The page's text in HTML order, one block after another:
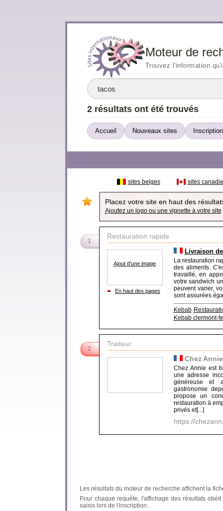
Moteur de
Trouvez l'information
2 résultats ont été trouvés
Accueil Nouveaux sites
sites belges sites
Placez votre site en haut des
Ajoutez un logo ou une vignette à votre site
1
Restauration rapide
Ajout d'une image
En haut des pages
Livraison
La restauration
des aliments.
travaillé, en
votre sandwich
peuvent varier,
sont assurées
Kebab
Kebab clermont-
2
Traiteur
Chez Annie
Chez Annie est
une adresse
généreuse et
gastronomie
propose un
restauration à
privés et[...]
https://
Les résultats du moteur de recherche affichent la
Pour chaque requête, l'affichage des résultats
saisis lors de l'inscription.